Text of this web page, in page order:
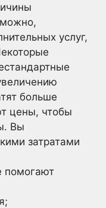
услуг,
больше
цены, чтобы
Вы
затратами
помогают